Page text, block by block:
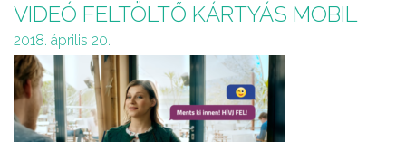
VIDEÓ FELTÖLTŐ KÁRTYÁS MOBIL
2018. április 20.